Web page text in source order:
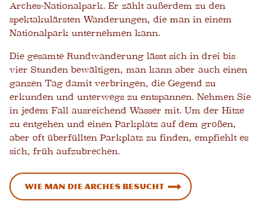
Arches-Nationalpark. Er zählt außerdem zu den
spektakulärsten Wanderungen, die man in einem
Nationalpark unternehmen kann.
Die gesamte Rundwanderung lässt sich in drei bis
vier Stunden bewältigen, man kann aber auch einen
ganzen Tag damit verbringen, die Gegend zu
erkunden und unterwegs zu entspannen. Nehmen Sie
in jedem Fall ausreichend Wasser mit. Um der Hitze
zu entgehen und einen Parkplatz auf dem großen,
aber oft überfüllten Parkplatz zu finden, empfiehlt es
sich, früh aufzubrechen.
Wie man die Arches besucht